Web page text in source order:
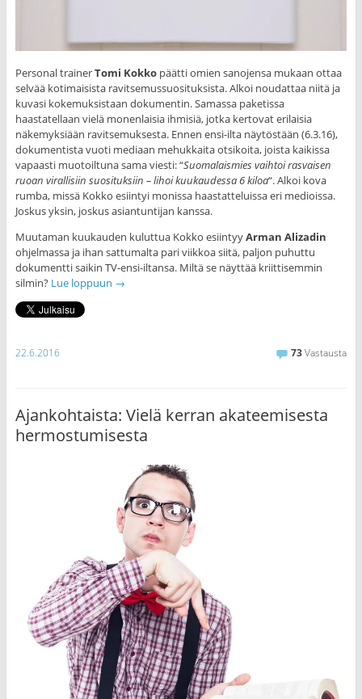
Personal trainerTomi Kokkopäätti omien sanojensa mukaan ottaa
selvää kotimaisista ravitsemussuosituksista. Alkoi noudattaa niitä ja
kuvasi kokemuksistaan dokumentin. Samassa paketissa
haastatellaan vielä monenlaisia ihmisiä, jotka kertovat erilaisia
näkemyksiään ravitsemuksesta. Ennen ensi-ilta näytöstään (6.3.16),
dokumentista vuoti mediaan mehukkaita otsikoita, joista kaikissa
vapaasti muotoiltuna sama viesti: “Suomalaismies vaihtoi rasvaisen
ruoan virallisiin suosituksiin – lihoi kuukaudessa 6 kiloa“. Alkoi kova
rumba, missä Kokko esiintyi monissa haastatteluissa eri medioissa.
Joskus yksin, joskus asiantuntijan kanssa.
Muutaman kuukauden kuluttua Kokko esiintyyArman Alizadin
ohjelmassa ja ihan sattumalta pari viikkoa siitä, paljon puhuttu
dokumentti saikin TV-ensi-iltansa. Miltä se näyttää kriittisemmin
silmin? Lue loppuun →
22.6.2016 73Vastausta
Ajankohtaista: Vielä kerran akateemisesta
hermostumisesta